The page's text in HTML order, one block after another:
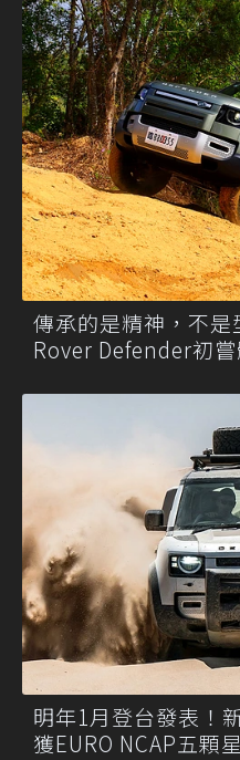
傳承的是精神，不
Rover Defender初嘗
明年1月登台發表！
獲EURO NCAP五顆